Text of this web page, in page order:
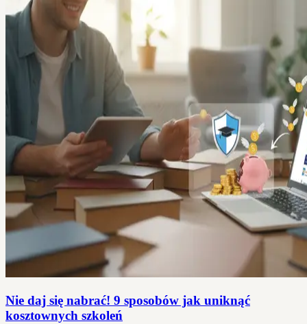
Nie daj się nabrać! 9 sposobów jak uniknąć
kosztownych szkoleń